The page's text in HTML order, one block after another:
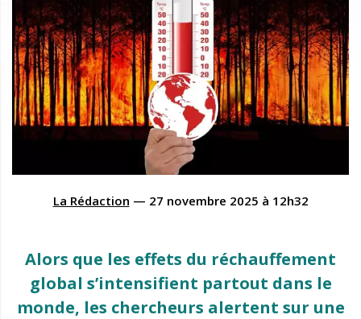
La Rédaction — 27 novembre 2025 à 12h32
Alors que les effets du réchauffement
global s’intensifient partout dans le
monde, les chercheurs alertent sur une